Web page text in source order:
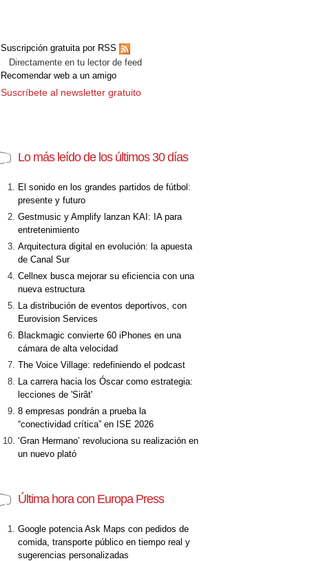
Suscripción gratuita por RSS
Directamente en tu lector de feed
Recomendar web a un amigo
Suscríbete al newsletter gratuito
Lo más leído de los últimos 30 días
El sonido en los grandes partidos de fútbol:
presente y futuro
Gestmusic y Amplify lanzan KAI: IA para
entretenimiento
Arquitectura digital en evolución: la apuesta
de Canal Sur
Cellnex busca mejorar su eficiencia con una
nueva estructura
La distribución de eventos deportivos, con
Eurovision Services
Blackmagic convierte 60 iPhones en una
cámara de alta velocidad
The Voice Village: redefiniendo el podcast
La carrera hacia los Óscar como estrategia:
lecciones de 'Sirât'
8 empresas pondrán a prueba la
“conectividad crítica” en ISE 2026
‘Gran Hermano’ revoluciona su realización en
un nuevo plató
Última hora con Europa Press
Google potencia Ask Maps con pedidos de
comida, transporte público en tiempo real y
sugerencias personalizadas